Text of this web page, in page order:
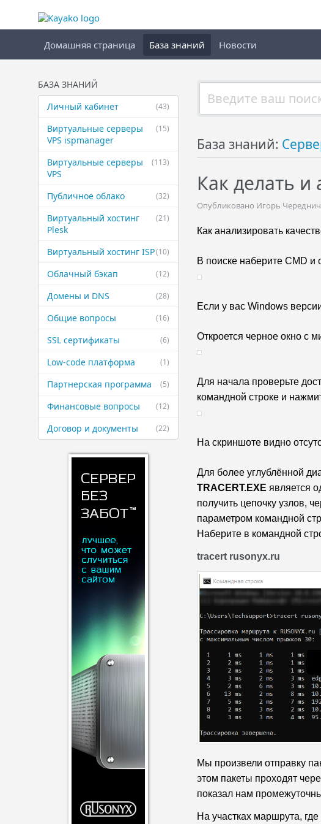
Домашняя страница База знаний Новости
БАЗА ЗНАНИЙ
(43)
Личный кабинет
(15)
Виртуальные ​серверы
VPS ispmanager
(113)
Виртуальные ​серверы
VPS
(32)
Публичное ​облако
(21)
Виртуальный ​хостинг
Plesk
(10)
Виртуальный ​хостинг ISP
(12)
Облачный бэкап
(28)
Домены и DNS
(16)
Общие вопросы
(6)
SSL сертификаты
(1)
Low-code платформа
(5)
Партнерская ​программа
(12)
Финансовые ​вопросы
(22)
Договор и ​документы
База знаний:
Как делать и
Опубликовано Игорь
Как анализировать
В поиске наберите CMD и
Если у вас Windows
Откроется черное окно с
Для начала проверьте
командной строке и
На скриншоте видно
Для более углублённой
TRACERT.EXE является
получить цепочку узлов,
параметром командной
Наберите в командной
tracert rusonyx.ru
Мы произвели отправку
этом пакеты проходят
показал нам
На участках маршрута,